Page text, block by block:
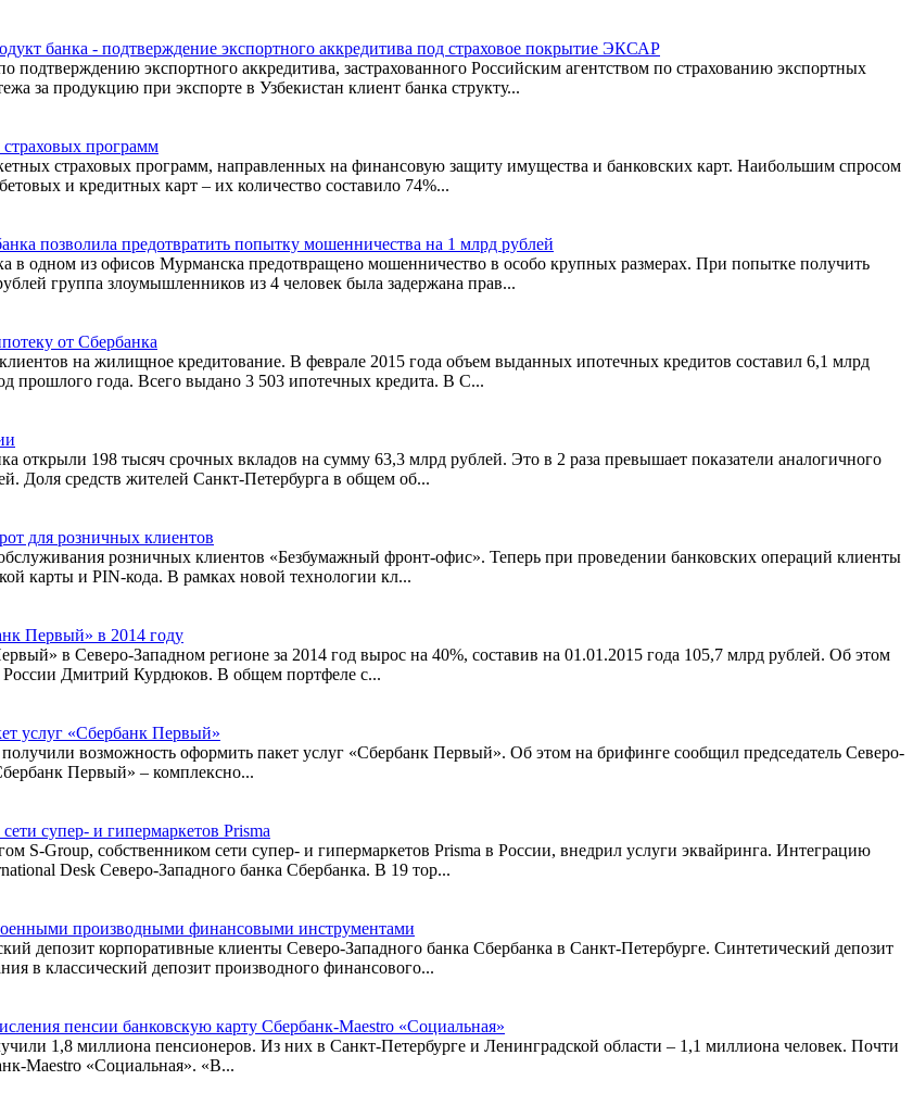
банка - подтверждение экспортного аккредитива под страховое покрытие ЭКСАР
подтверждению экспортного аккредитива, застрахованного Российским агентством по страхованию экспортных
за продукцию при экспорте в Узбекистан клиент банка структу...
программ
страховых программ, направленных на финансовую защиту имущества и банковских карт. Наибольшим спросом
и кредитных карт – их количество составило 74%...
позволила предотвратить попытку мошенничества на 1 млрд рублей
в одном из офисов Мурманска предотвращено мошенничество в особо крупных размерах. При попытке получить
группа злоумышленников из 4 человек была задержана прав...
от Сбербанка
на жилищное кредитование. В феврале 2015 года объем выданных ипотечных кредитов составил 6,1 млрд
прошлого года. Всего выдано 3 503 ипотечных кредита. В С...
открыли 198 тысяч срочных вкладов на сумму 63,3 млрд рублей. Это в 2 раза превышает показатели аналогичного
Доля средств жителей Санкт-Петербурга в общем об...
для розничных клиентов
розничных клиентов «Безбумажный фронт-офис». Теперь при проведении банковских операций клиенты
карты и PIN-кода. В рамках новой технологии кл...
Первый» в 2014 году
в Северо-Западном регионе за 2014 год вырос на 40%, составив на 01.01.2015 года 105,7 млрд рублей. Об этом
России Дмитрий Курдюков. В общем портфеле с...
услуг «Сбербанк Первый»
возможность оформить пакет услуг «Сбербанк Первый». Об этом на брифинге сообщил председатель Северо-
Первый» – комплексно...
супер- и гипермаркетов Prisma
S-Group, собственником сети супер- и гипермаркетов Prisma в России, внедрил услуги эквайринга. Интеграцию
Desk Северо-Западного банка Сбербанка. В 19 тор...
производными финансовыми инструментами
депозит корпоративные клиенты Северо-Западного банка Сбербанка в Санкт-Петербурге. Синтетический депозит
в классический депозит производного финансового...
пенсии банковскую карту Сбербанк-Maestro «Социальная»
1,8 миллиона пенсионеров. Из них в Санкт-Петербурге и Ленинградской области – 1,1 миллиона человек. Почти
Maestro «Социальная». «В...